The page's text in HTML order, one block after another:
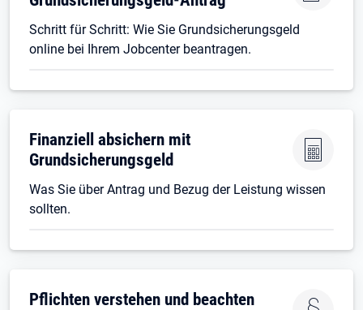
Schritt für Schritt: Wie Sie Grundsicherungsgeld
online bei Ihrem Jobcenter beantragen.
Finanziell absichern mit
Grundsicherungsgeld
Was Sie über Antrag und Bezug der Leistung wissen
sollten.
Pflichten verstehen und beachten